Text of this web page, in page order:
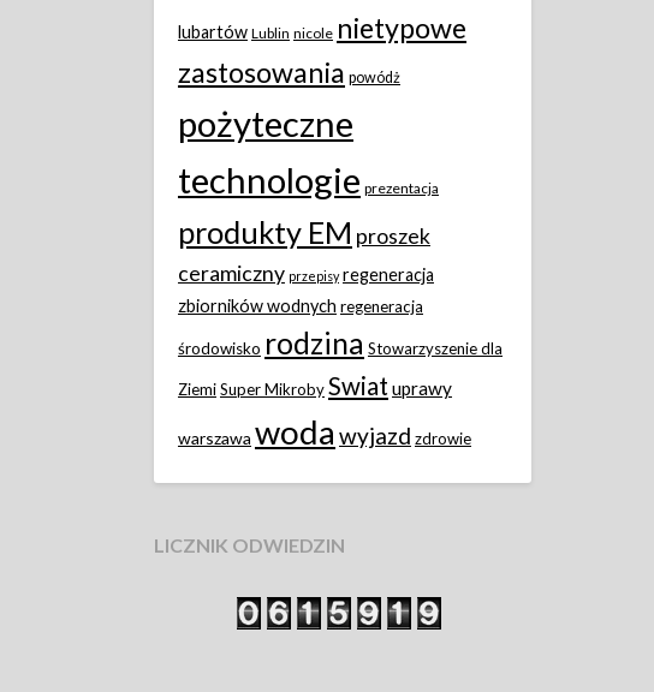
lubartów Lublin nicole nietypowe
zastosowania powódż
pożyteczne
technologie prezentacja
produkty EM proszek
ceramiczny przepisy regeneracja
zbiorników wodnych regeneracja
środowisko rodzina Stowarzyszenie dla
ZiemiSuper MikrobySwiat uprawy
warszawa woda wyjazd zdrowie
LICZNIK ODWIEDZIN